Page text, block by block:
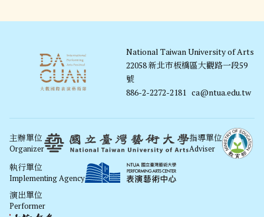
National Taiwan University of Arts
22058 新北市板橋區大觀路一段59
號
886-2-2272-2181 ca@ntua.edu.tw
主辦單位
Organizer
指導單位
Adviser
執行單位
Implementing Agency
演出單位
Performer